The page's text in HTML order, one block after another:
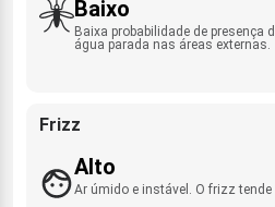
Baixo
Baixa probabilidade de presença
água parada nas áreas externas.
Frizz
Alto
Ar úmido e instável. O frizz